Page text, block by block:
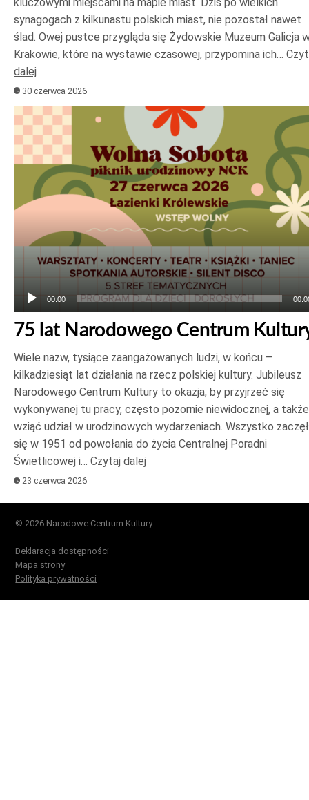
synagogach z kilkunastu polskich miast, nie pozostał nawet
ślad. Owej pustce przygląda się Żydowskie Muzeum Galicja
Krakowie, które na wystawie czasowej, przypomina ich…
dalej
30 czerwca 2026
Odtwarzacz
plików
dźwiękowych
00:00
75 lat Narodowego Centrum
Wiele nazw, tysiące zaangażowanych ludzi, w końcu –
kilkadziesiąt lat działania na rzecz polskiej kultury. Jubileusz
Narodowego Centrum Kultury to okazja, by przyjrzeć się
wykonywanej tu pracy, często pozornie niewidocznej, a także
wziąć udział w urodzinowych wydarzeniach. Wszystko
się w 1951 od powołania do życia Centralnej Poradni
Świetlicowej i… Czytaj dalej
23 czerwca 2026
© 2026 Narodowe Centrum Kultury
Deklaracja dostępności
Mapa strony
Polityka prywatności